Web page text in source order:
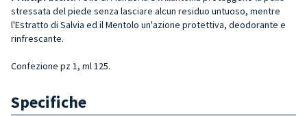
stressata del piede senza lasciare alcun residuo untuoso, mentre
l'Estratto di Salvia ed il Mentolo un'azione protettiva, deodorante e
rinfrescante.
Confezione pz 1, ml 125.
Specifiche